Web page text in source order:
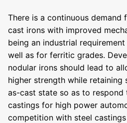
There is a continuous
cast irons with improved
being an industrial
well as for ferritic grades.
nodular irons should lead to
higher strength while retaining
as-cast state so as to
castings for high power
competition with steel